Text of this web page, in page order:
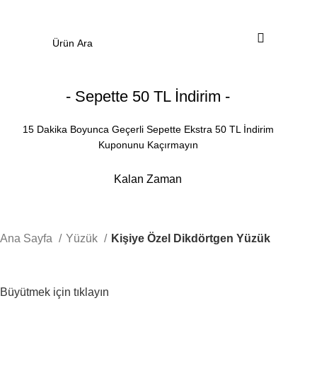
- Sepette 50 TL İndirim -
15 Dakika Boyunca Geçerli Sepette Ekstra 50 TL İndirim
Kuponunu Kaçırmayın
Kalan Zaman
Ana Sayfa Yüzük Kişiye Özel Dikdörtgen Yüzük
Büyütmek için tıklayın